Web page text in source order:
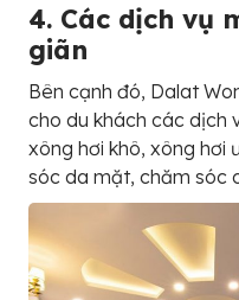
4. Các dịch vụ
giãn
Bên cạnh đó, Dalat
cho du khách các dịch
xông hơi khô, xông hơi
sóc da mặt, chăm sóc